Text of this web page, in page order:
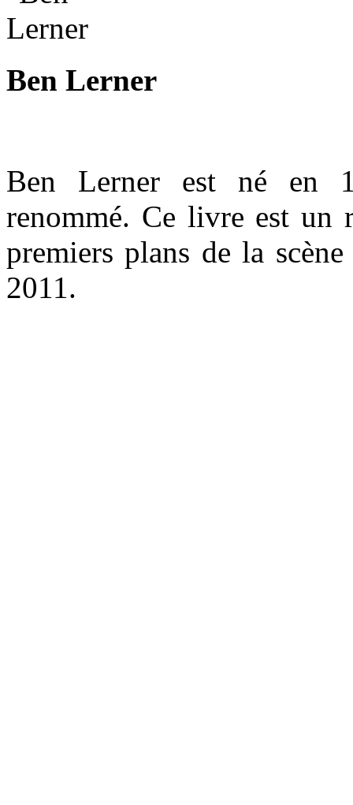
Ben Lerner
Ben Lerner est né en
renommé. Ce livre est un
premiers plans de la
2011.